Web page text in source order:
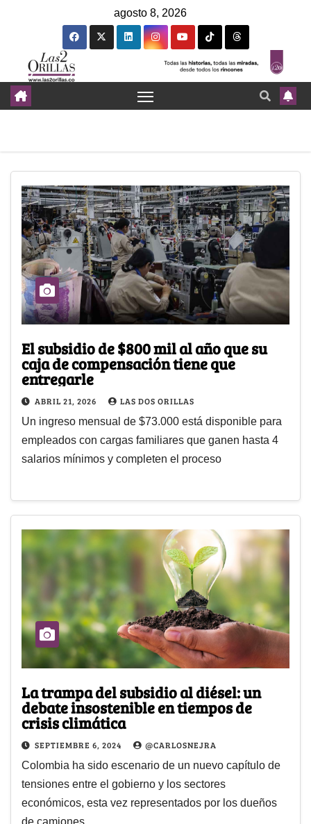
agosto 8, 2026
El subsidio de $800 mil al año que su
caja de compensación tiene que
entregarle
ABRIL 21, 2026 LAS DOS ORILLAS
Un ingreso mensual de $73.000 está disponible para
empleados con cargas familiares que ganen hasta 4
salarios mínimos y completen el proceso
La trampa del subsidio al diésel: un
debate insostenible en tiempos de
crisis climática
SEPTIEMBRE 6, 2024 @CARLOSNEJRA
Colombia ha sido escenario de un nuevo capítulo de
tensiones entre el gobierno y los sectores
económicos, esta vez representados por los dueños
de camiones